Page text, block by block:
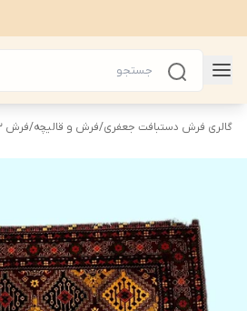
گالری فرش دستبافت جعفری/فرش و قالیچه/فرش 3متری